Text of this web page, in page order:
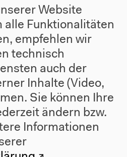
Website
alle Funktionalitäten
empfehlen wir
technisch
auch der
Inhalte (Video,
Sie können Ihre
ändern bzw.
Informationen